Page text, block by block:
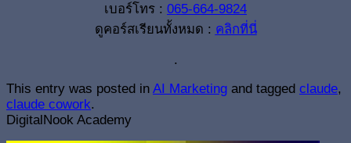
เบอร์โทร : 065-664-9824
ดูคอร์สเรียนทั้งหมด : คลิกที่นี่
.
This entry was posted in AI Marketing and tagged claude,
claude cowork.
DigitalNook Academy